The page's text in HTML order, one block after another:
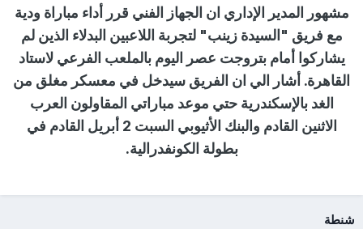
مشهور المدير الإداري ان الجهاز الفني قرر أداء مباراة ودية
مع فريق "السيدة زينب" لتجربة اللاعبين البدلاء الذين لم
يشاركوا أمام بتروجت عصر اليوم بالملعب الفرعي لاستاد
القاهرة. أشار الي ان الفريق سيدخل في معسكر مغلق من
الغد بالإسكندرية حتي موعد مباراتي المقاولون العرب
الاثنين القادم والبنك الأثيوبي السبت 2 أبريل القادم في
بطولة الكونفدرالية.
شنطة